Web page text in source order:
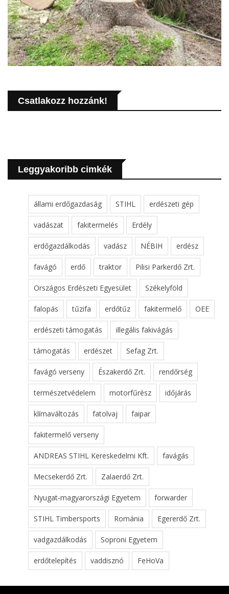
Csatlakozz hozzánk!
Leggyakoribb cimkék
állami erdőgazdaság STIHL erdészeti gép
vadászat fakitermelés Erdély
erdőgazdálkodás vadász NÉBIH erdész
favágó erdő traktor Pilisi Parkerdő Zrt.
Országos Erdészeti Egyesület Székelyföld
falopás tűzifa erdőtűz fakitermelő OEE
erdészeti támogatás illegális fakivágás
támogatás erdészet Sefag Zrt.
favágó verseny Északerdő Zrt. rendőrség
természetvédelem motorfűrész időjárás
klímaváltozás fatolvaj faipar
fakitermelő verseny
ANDREAS STIHL Kereskedelmi Kft. favágás
Mecsekerdő Zrt. Zalaerdő Zrt.
Nyugat-magyarországi Egyetem forwarder
STIHL Timbersports Románia Egererdő Zrt.
vadgazdálkodás Soproni Egyetem
erdőtelepítés vaddisznó FeHoVa